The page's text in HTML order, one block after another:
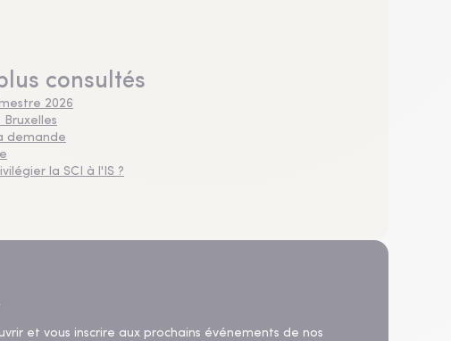
consultés
2026
Bruxelles
demande
la SCI à l'IS ?
et vous inscrire aux prochains événements de nos